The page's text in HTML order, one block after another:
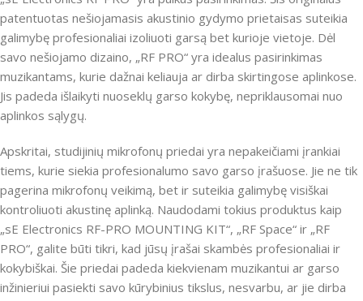
patentuotas nešiojamasis akustinio gydymo prietaisas suteikia
galimybę profesionaliai izoliuoti garsą bet kurioje vietoje. Dėl
savo nešiojamo dizaino, „RF PRO“ yra idealus pasirinkimas
muzikantams, kurie dažnai keliauja ar dirba skirtingose aplinkose.
Jis padeda išlaikyti nuoseklų garso kokybę, nepriklausomai nuo
aplinkos sąlygų.
Apskritai, studijinių mikrofonų priedai yra nepakeičiami įrankiai
tiems, kurie siekia profesionalumo savo garso įrašuose. Jie ne tik
pagerina mikrofonų veikimą, bet ir suteikia galimybę visiškai
kontroliuoti akustinę aplinką. Naudodami tokius produktus kaip
„sE Electronics RF-PRO MOUNTING KIT“, „RF Space“ ir „RF
PRO“, galite būti tikri, kad jūsų įrašai skambės profesionaliai ir
kokybiškai. Šie priedai padeda kiekvienam muzikantui ar garso
inžinieriui pasiekti savo kūrybinius tikslus, nesvarbu, ar jie dirba